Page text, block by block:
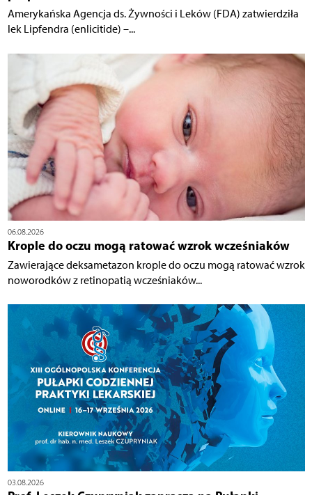
Amerykańska Agencja ds. Żywności i Leków (FDA) zatwierdziła
lek Lipfendra (enlicitide) –...
06.08.2026
Krople do oczu mogą ratować wzrok wcześniaków
Zawierające deksametazon krople do oczu mogą ratować wzrok
noworodków z retinopatią wcześniaków...
03.08.2026